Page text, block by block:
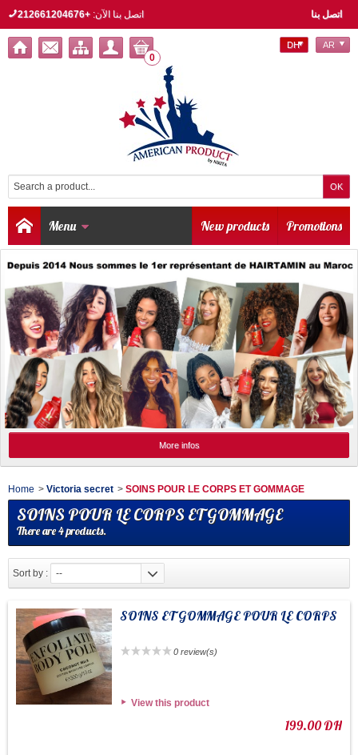
اتصل بنا اتصل بنا الآن:+212661204676
0
DH AR
Menu Promotions
New products
More infos
Home > Victoria secret > SOINS POUR LE CORPS ET GOMMAGE
SOINS POUR LE CORPS ET GOMMAGE
There are 4 products.
Sort by : --
SOINS ET GOMMAGE POUR LE CORPS
0 review(s)
View this product
199.00 DH